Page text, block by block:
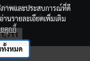
ช่อสะอาด
ตกลงการใช้บริการ
1,711
ภาพและประสบการณ์ที่ดี
นรายละเอียดเพิ่มเติม
คุกกี้
งหมด